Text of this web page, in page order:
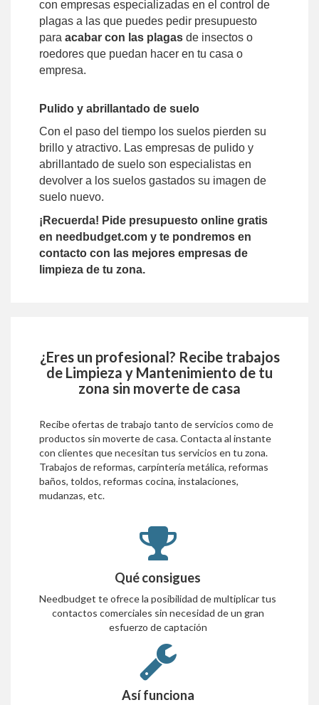
con empresas especializadas en el control de
plagas a las que puedes pedir presupuesto
para acabar con las plagas de insectos o
roedores que puedan hacer en tu casa o
empresa.
Pulido y abrillantado de suelo
Con el paso del tiempo los suelos pierden su
brillo y atractivo. Las empresas de pulido y
abrillantado de suelo son especialistas en
devolver a los suelos gastados su imagen de
suelo nuevo.
¡Recuerda! Pide presupuesto online gratis
en needbudget.com y te pondremos en
contacto con las mejores empresas de
limpieza de tu zona.
¿Eres un profesional? Recibe trabajos
de Limpieza y Mantenimiento de tu
zona sin moverte de casa
Recibe ofertas de trabajo tanto de servicios como de
productos sin moverte de casa. Contacta al instante
con clientes que necesitan tus servicios en tu zona.
Trabajos de reformas, carpíntería metálica, reformas
baños, toldos, reformas cocina, instalaciones,
mudanzas, etc.
Qué consigues
Needbudget te ofrece la posibilidad de multiplicar tus
contactos comerciales sin necesidad de un gran
esfuerzo de captación
Así funciona